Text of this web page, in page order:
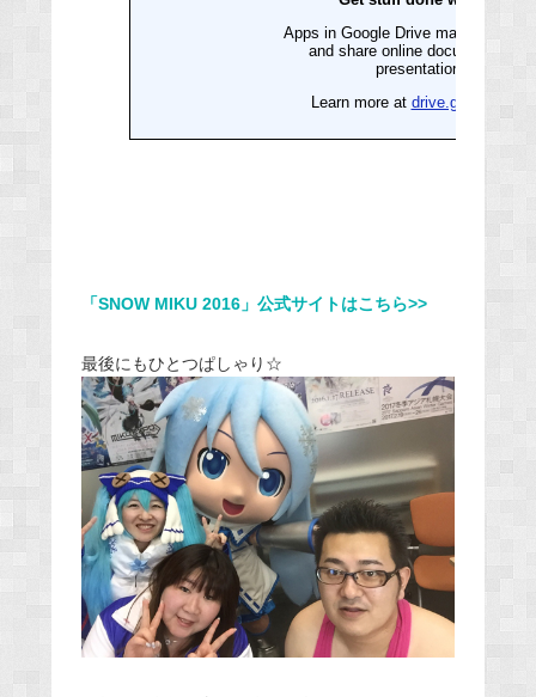
「SNOW MIKU 2016」公式サイトはこちら>>
最後にもひとつぱしゃり☆